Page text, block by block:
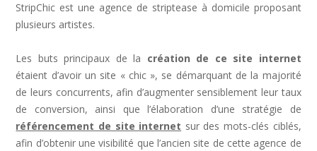
StripChic est une agence de striptease à domicile proposant
plusieurs artistes.
Les buts principaux de la création de ce site internet
étaient d’avoir un site « chic », se démarquant de la majorité
de leurs concurrents, afin d’augmenter sensiblement leur taux
de conversion, ainsi que l’élaboration d’une stratégie de
référencement de site internet sur des mots-clés ciblés,
afin d’obtenir une visibilité que l’ancien site de cette agence de